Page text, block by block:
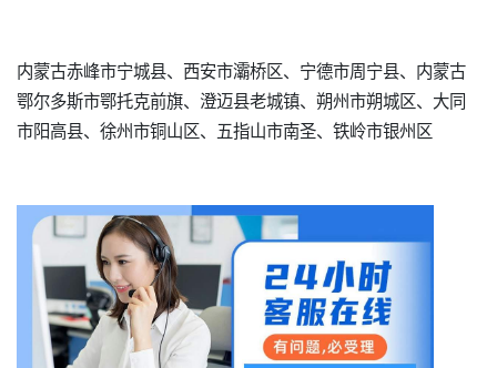
内蒙古赤峰市宁城县、西安市灞桥区、宁德市周宁县、内蒙古
鄂尔多斯市鄂托克前旗、澄迈县老城镇、朔州市朔城区、大同
市阳高县、徐州市铜山区、五指山市南圣、铁岭市银州区